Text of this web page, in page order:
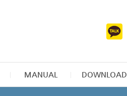
MANUAL DOWNLOAD